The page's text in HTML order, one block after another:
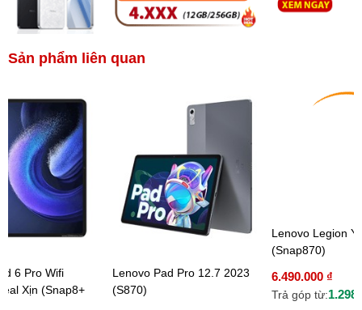
Sản phẩm liên quan
6 Pro Wifi
Xịn (Snap8+
Lenovo Pad Pro 12.7 2023
(S870)
Lenovo Legion
(Snap870)
6.490.000 ₫
Trả góp từ: